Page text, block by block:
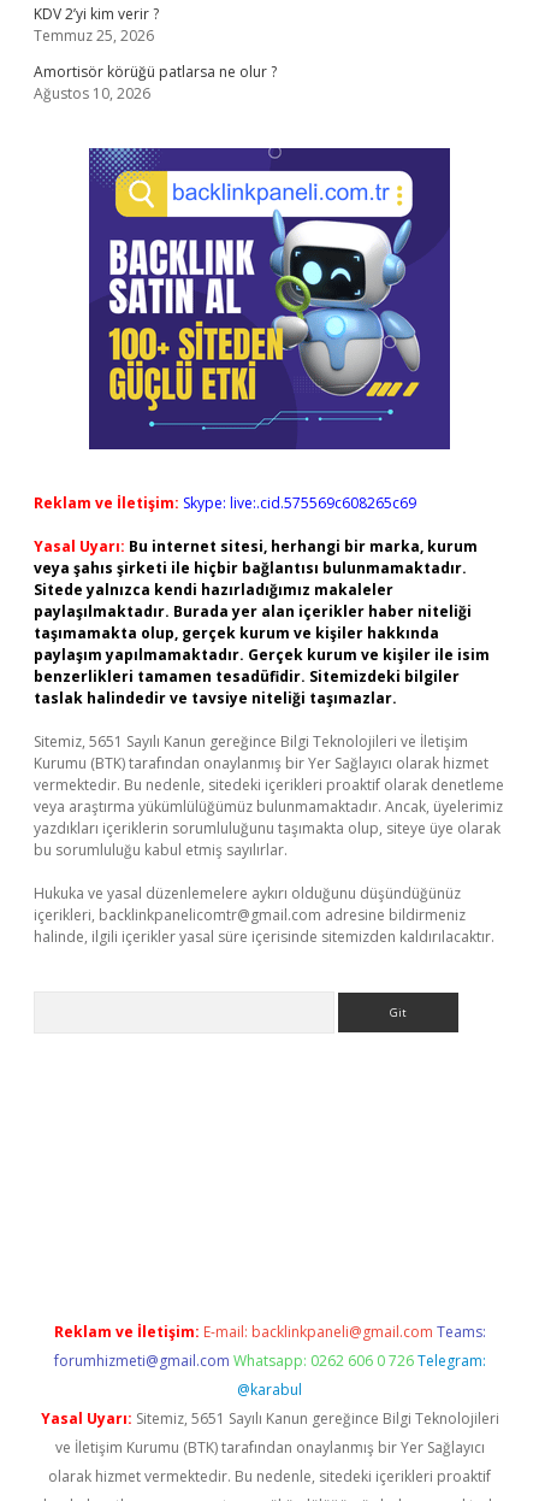
KDV 2’yi kim verir ?
Temmuz 25, 2026
Amortisör körüğü patlarsa ne olur ?
Ağustos 10, 2026
Reklam ve İletişim: Skype: live:.cid.575569c608265c69
Yasal Uyarı: Bu internet sitesi, herhangi bir marka, kurum
veya şahıs şirketi ile hiçbir bağlantısı bulunmamaktadır.
Sitede yalnızca kendi hazırladığımız makaleler
paylaşılmaktadır. Burada yer alan içerikler haber niteliği
taşımamakta olup, gerçek kurum ve kişiler hakkında
paylaşım yapılmamaktadır. Gerçek kurum ve kişiler ile isim
benzerlikleri tamamen tesadüfidir. Sitemizdeki bilgiler
taslak halindedir ve tavsiye niteliği taşımazlar.
Sitemiz, 5651 Sayılı Kanun gereğince Bilgi Teknolojileri ve İletişim
Kurumu (BTK) tarafından onaylanmış bir Yer Sağlayıcı olarak hizmet
vermektedir. Bu nedenle, sitedeki içerikleri proaktif olarak denetleme
veya araştırma yükümlülüğümüz bulunmamaktadır. Ancak, üyelerimiz
yazdıkları içeriklerin sorumluluğunu taşımakta olup, siteye üye olarak
bu sorumluluğu kabul etmiş sayılırlar.
Hukuka ve yasal düzenlemelere aykırı olduğunu düşündüğünüz
içerikleri, backlinkpanelicomtr@gmail.com adresine bildirmeniz
halinde, ilgili içerikler yasal süre içerisinde sitemizden kaldırılacaktır.
Reklam ve İletişim: E-mail: backlinkpaneli@gmail.com Teams:
forumhizmeti@gmail.com Whatsapp: 0262 606 0 726 Telegram:
@karabul
Yasal Uyarı: Sitemiz, 5651 Sayılı Kanun gereğince Bilgi Teknolojileri
ve İletişim Kurumu (BTK) tarafından onaylanmış bir Yer Sağlayıcı
olarak hizmet vermektedir. Bu nedenle, sitedeki içerikleri proaktif